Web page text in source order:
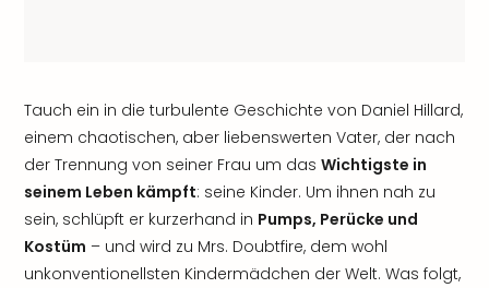
Tauch ein in die turbulente Geschichte von Daniel Hillard,
einem chaotischen, aber liebenswerten Vater, der nach
der Trennung von seiner Frau um das Wichtigste in
seinem Leben kämpft: seine Kinder. Um ihnen nah zu
sein, schlüpft er kurzerhand in Pumps, Perücke und
Kostüm – und wird zu Mrs. Doubtfire, dem wohl
unkonventionellsten Kindermädchen der Welt. Was folgt,